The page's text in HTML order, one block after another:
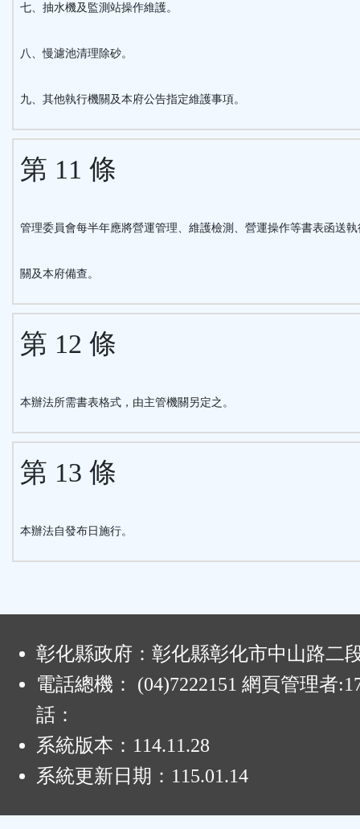
七、抽水機及監測站操作維護。
八、慢濾池清理除砂。
九、其他執行機關及本府公告指定維護事項。
第 11 條
管理委員會每半年應將營運管理、維護檢測、營運操作等書表函送執
關及本府備查。
第 12 條
本辦法所需書表格式，由主管機關另定之。
第 13 條
本辦法自發布日施行。
彰化縣政府：彰化縣彰化市中山路二
電話總機： (04)7222151 網頁管理者
話：
系統版本： 114.11.28
系統更新日期： 115.01.14